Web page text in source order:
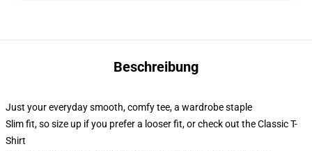
Beschreibung
Just your everyday smooth, comfy tee, a wardrobe staple
Slim fit, so size up if you prefer a looser fit, or check out the Classic T-
Shirt